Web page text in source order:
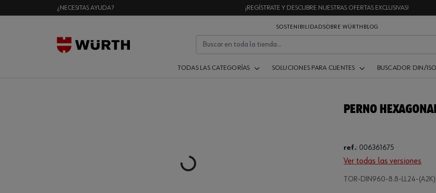
¿NECESITAS AYUDA? ¡REGÍSTRATE Y DESCUBRE NUESTRAS OFERTAS EXCLUSIVAS!
SOSTENIBILIDADSOBRE WÜRTH BLOG
TODAS LAS CATEGORÍAS SOLUCIONES PARA CLIENTES BUSCADOR DIN/ISO
Loading...
PERNO
ref.: 006361675
Ver todas las versiones
TOR-DIN960-8.8-LL24-